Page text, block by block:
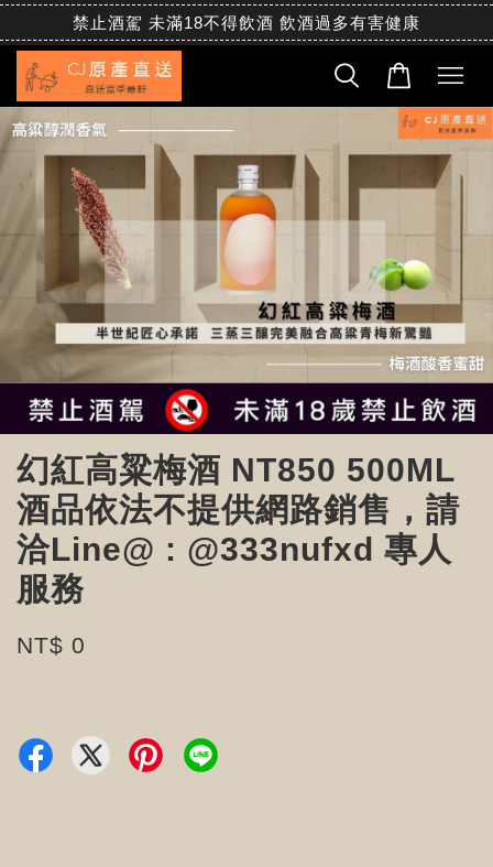
禁止酒駕 未滿18不得飲酒 飲酒過多有害健康
幻紅高粱梅酒 NT850 500ML
酒品依法不提供網路銷售，請
洽Line@ : @333nufxd 專人
服務
NT$ 0